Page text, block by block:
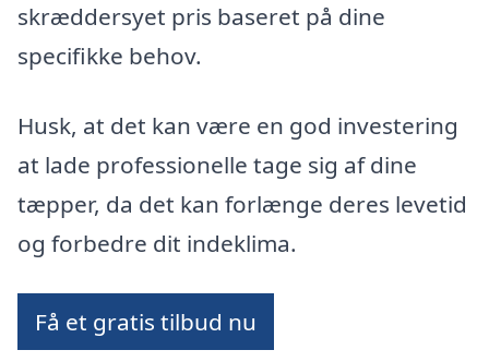
skræddersyet pris baseret på dine
specifikke behov.
Husk, at det kan være en god investering
at lade professionelle tage sig af dine
tæpper, da det kan forlænge deres levetid
og forbedre dit indeklima.
Få et gratis tilbud nu